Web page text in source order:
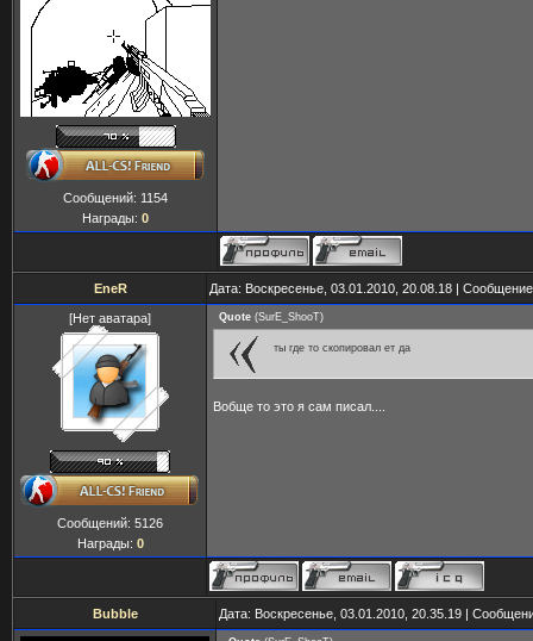
Сообщений: 1154
Награды: 0
EneR Дата: Воскресенье, 03.01.2010, 20.08.18 |
[Нет аватара]
Сообщений: 5126
Награды: 0
Quote (SurE_ShooT)
ты где то скопировал ет да
Вобще то это я сам писал....
Bubble Дата: Воскресенье, 03.01.2010, 20.35.19 |